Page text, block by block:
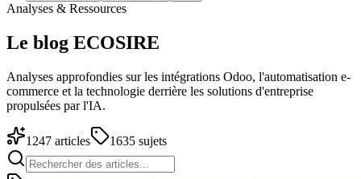
Analyses & Ressources
Le blog ECOSIRE
Analyses approfondies sur les intégrations Odoo, l'automatisation e-
commerce et la technologie derrière les solutions d'entreprise
propulsées par l'IA.
1247 articles 1635 sujets